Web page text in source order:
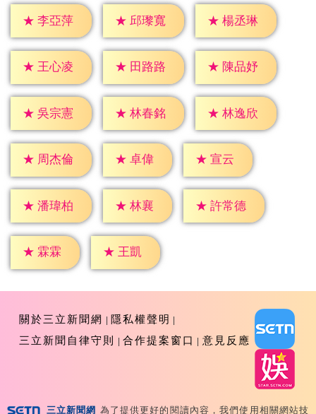
★ 李亞萍 ★ 邱瓈寬 ★ 楊丞琳
★ 王心凌 ★ 田路路 ★ 陳品妤
★ 吳宗憲 ★ 林春銘 ★ 林逸欣
★ 周杰倫 ★ 卓偉 ★ 宣云
★ 潘瑋柏 ★ 林襄 ★ 許常德
★ 霖霖 ★ 王凱
關於三立新聞網
隱私權聲明
三立新聞自律守則
合作提案窗口 意見反應
三立新聞網 為了提供更好的閱讀內容，我們使用相關網站技